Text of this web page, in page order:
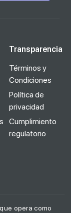
Transparencia
Términos y
Condiciones
Política de
privacidad
Cumplimiento
regulatorio
opera como